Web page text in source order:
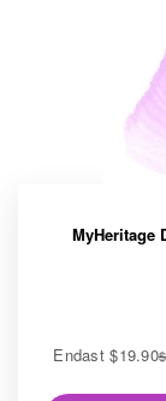
MyHeritage
Endast$19.90